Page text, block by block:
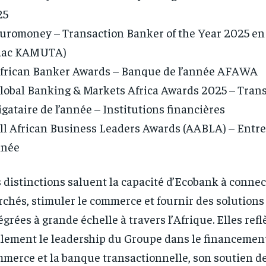
and you
1-YEAR
/ year
By
every
and you
1-YEAR
/ year
By
every
– Transaction Banker of the Year 2025
KAMUTA)
Banker Awards – Banque de l’année AFAWA
Banking & Markets Africa Awards 2025 –
de l’année – Institutions financières
African Business Leaders Awards (AABLA) –
distinctions saluent la capacité d’Ecobank à
stimuler le commerce et fournir des
à grande échelle à travers l’Afrique. Elles
le leadership du Groupe dans le
et la banque transactionnelle, son soutien